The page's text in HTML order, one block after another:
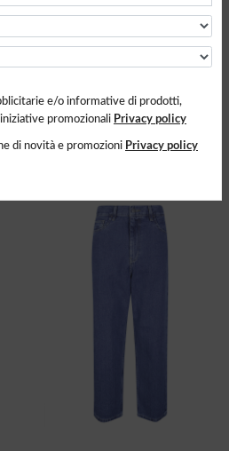
LEVI'S
Jeans 725 Studded Slit Hem
161.59$
e/o informative di prodotti,
promozionali Privacy policy
di novità e promozioni Privacy policy